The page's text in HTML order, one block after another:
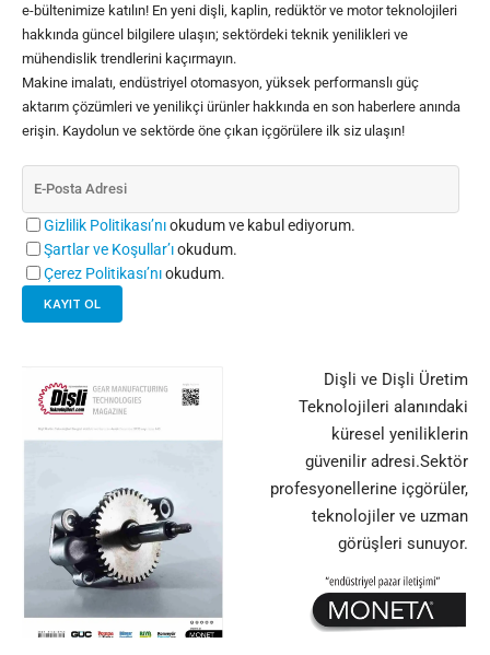
e-bültenimize katılın! En yeni dişli, kaplin, redüktör ve motor teknolojileri
hakkında güncel bilgilere ulaşın; sektördeki teknik yenilikleri ve
mühendislik trendlerini kaçırmayın.
Makine imalatı, endüstriyel otomasyon, yüksek performanslı güç
aktarım çözümleri ve yenilikçi ürünler hakkında en son haberlere anında
erişin. Kaydolun ve sektörde öne çıkan içgörülere ilk siz ulaşın!
Gizlilik Politikası’nıokudum ve kabul ediyorum.
Şartlar ve Koşullar’ıokudum.
Çerez Politikası’nıokudum.
Dişli ve Dişli Üretim
Teknolojileri alanındaki
küresel yeniliklerin
güvenilir adresi.Sektör
profesyonellerine içgörüler,
teknolojiler ve uzman
görüşleri sunuyor.